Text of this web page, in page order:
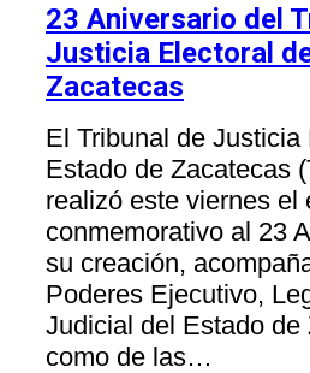
23 Aniversario del
Justicia Electoral
Zacatecas
El Tribunal de Justicia
Estado de Zacatecas
realizó este viernes el
conmemorativo al 23
su creación,
Poderes Ejecutivo,
Judicial del Estado de
como de las…